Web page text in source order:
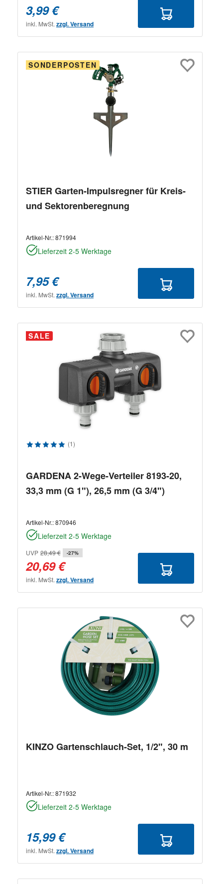
3,99 €
inkl. MwSt. zzgl. Versand
SONDERPOSTEN
STIER Garten-Impulsregner für Kreis-
und Sektorenberegnung
Artikel-Nr.:871994
Lieferzeit 2-5 Werktage
7,95 €
inkl. MwSt. zzgl. Versand
SALE
Durchschnittliche Bewertung von 5 von 5 Sternen
(1)
GARDENA 2-Wege-Verteiler 8193-20,
33,3 mm (G 1"), 26,5 mm (G 3/4")
Artikel-Nr.:870946
Lieferzeit 2-5 Werktage
UVP 28,49 € -27%
20,69 €
inkl. MwSt. zzgl. Versand
KINZO Gartenschlauch-Set, 1/2", 30 m
Artikel-Nr.:871932
Lieferzeit 2-5 Werktage
15,99 €
inkl. MwSt. zzgl. Versand